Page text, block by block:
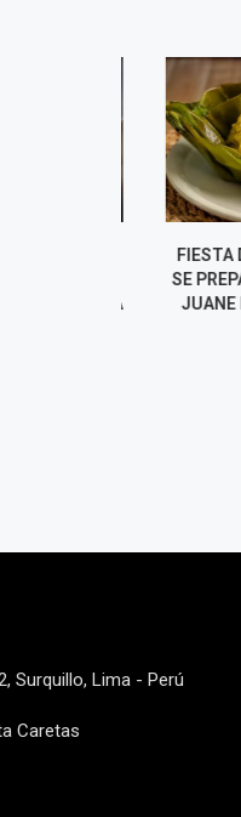
FIESTA DE
SE PREPARA
JUANE DE
24
Surquillo, Lima - Perú
Caretas